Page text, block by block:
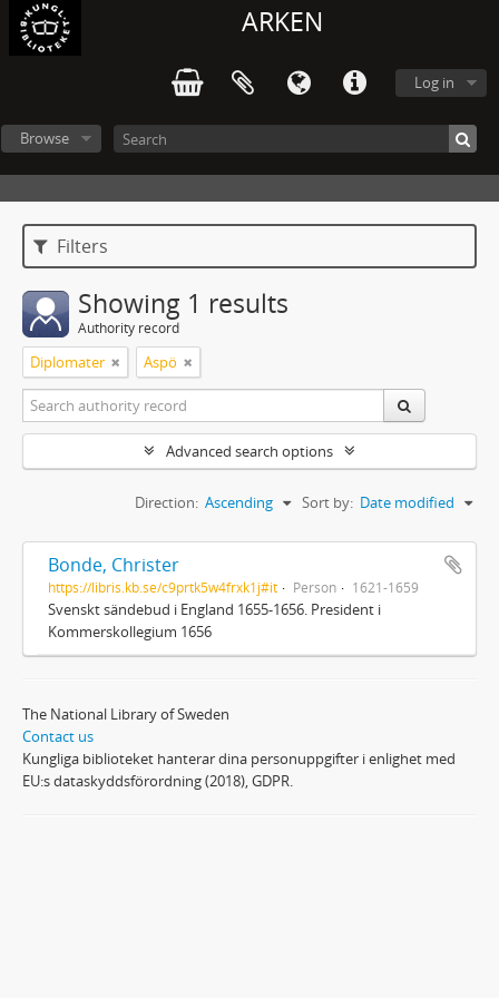
ARKEN
Log in
Browse
Filters
Showing 1 results
Authority record
Diplomater Aspö
Advanced search options
Sort by: Date modified
Direction: Ascending
Bonde, Christer
https://libris.kb.se/c9prtk5w4frxk1j#it Person 1621-1659
Svenskt sändebud i England 1655-1656. President i
Kommerskollegium 1656
The National Library of Sweden
Contact us
Kungliga biblioteket hanterar dina personuppgifter i enlighet med
EU:s dataskyddsförordning (2018), GDPR.